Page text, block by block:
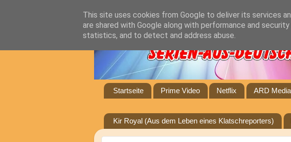
Startseite Prime Video Netflix ARD
Kir Royal (Aus dem Leben eines Klatschreporters)
This site uses cookies from Google to deliver its services
are shared with Google along with performance and
statistics, and to detect and address abuse.